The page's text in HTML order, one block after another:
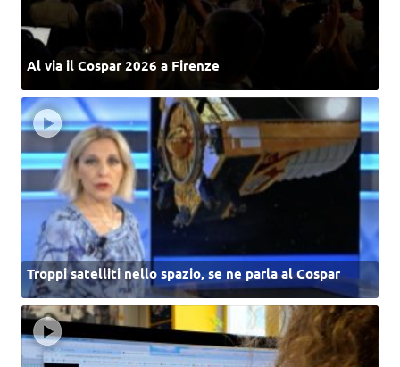
Al via il Cospar 2026 a Firenze
Troppi satelliti nello spazio, se ne parla al Cospar